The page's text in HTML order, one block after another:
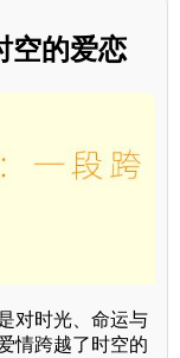
空的爱恋
对时光、命运与
情跨越了时空的